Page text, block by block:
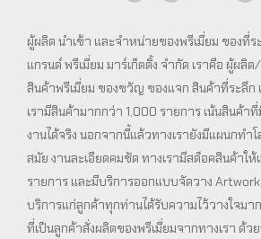
ผู้ผลิต นำเข้า และจำหน่ายของพรีเมี่ยม ของที่
แกรนด์ พรีเมี่ยม มาร์เก็ตติ้ง จำกัด เราคือ ผู้ผลิ
สินค้าพรีเมี่ยม ของขวัญ ของแจก สินค้าที่ระลึก
เรามีสินค้ามากกว่า 1,000 รายการ เน้นสินค้
งานได้จริง นอกจากนี้แล้วทางเรายังมีแผนกทำ
สมัย งานละเอียดคมชัด ทางเรามีสต็อคสินค้าใ
รายการ และมีบริการออกแบบจัดวาง
บริการแก่ลูกค้าทุกท่านได้รับความไว้วางใจม
ที่เป็นลูกค้าสั่งผลิตของพรีเมี่ยมจากทางเรา ด้